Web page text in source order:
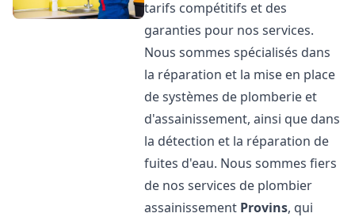
tarifs compétitifs et des
garanties pour nos services.
Nous sommes spécialisés dans
la réparation et la mise en place
de systèmes de plomberie et
d'assainissement, ainsi que dans
la détection et la réparation de
fuites d'eau. Nous sommes fiers
de nos services de plombier
assainissement Provins, qui